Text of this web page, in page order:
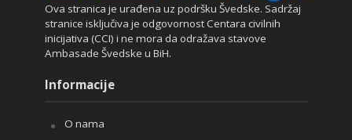
Ova stranica je urađena uz podršku Švedske. Sadržaj
stranice isključiva je odgovornost Centara civilnih
inicijativa (CCI) i ne mora da odražava stavove
Ambasade Švedske u BiH.
Informacije
O nama